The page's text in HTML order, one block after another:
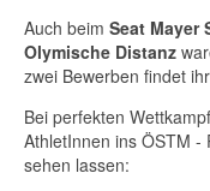
Auch beim Seat Mayer
Olymische Distanz
zwei Bewerben findet
Bei perfekten
AthletInnen ins ÖSTM -
sehen lassen: